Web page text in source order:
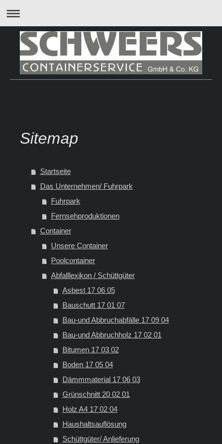
Sitemap
Startseite
Das Unternehmen/ Fuhrpark
Fuhrpark
Fernsehproduktionen
Container
Unsere Container
Poolcontainer
Abfalllexikon / Schüttgüter
Asbest 17 06 05
Bauschutt 17 01 07
Bau-und Abbruchabfälle 17 09 04
Bau-und Abbruchholz 17 02 01
Bitumen 17 03 02
Boden 17 05 04
Dämmmaterial 17 06 03
Grünschnitt 20 02 01
Holz A4 17 02 04
Haushaltsauflösung
Schüttgüter/ Anlieferung